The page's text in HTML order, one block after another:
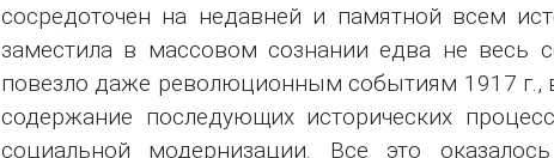
сосредоточен на недавней и памятной всем
заместила в массовом сознании едва не весь
повезло даже революционным событиям 1917
содержание последующих исторических
социальной модернизации. Все это